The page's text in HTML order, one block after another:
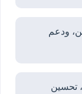
ودعم
تحسين